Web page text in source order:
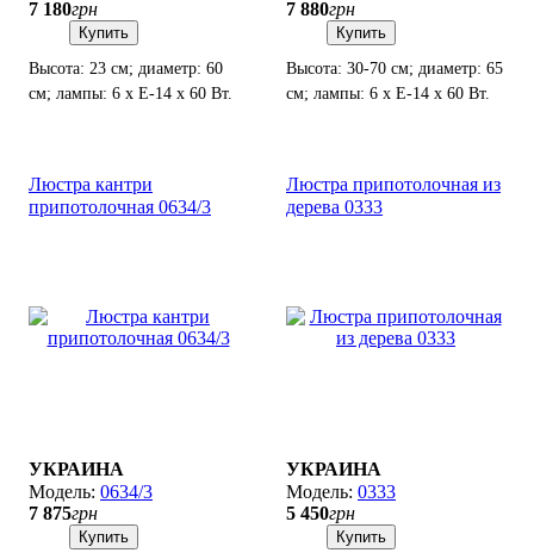
7 180грн
Купить
Высота: 23 см; диаметр: 60
см; лампы: 6 х Е-14 х 60 Вт.
7 880грн
Купить
Высота: 30-70 см; диаметр: 65
см; лампы: 6 х Е-14 х 60 Вт.
Люстра кантри
припотолочная 0634/3
УКРАИНА
0634/3
7 875грн
Купить
Люстра припотолочная из
дерева 0333
УКРАИНА
0333
5 450грн
Купить